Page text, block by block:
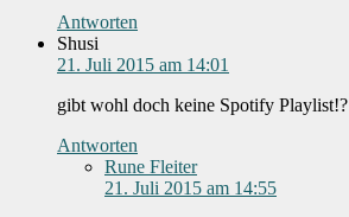
Antworten
Shusi
21. Juli 2015 am 14:01
gibt wohl doch keine Spotify Playlist!?
Antworten
Rune Fleiter
21. Juli 2015 am 14:55